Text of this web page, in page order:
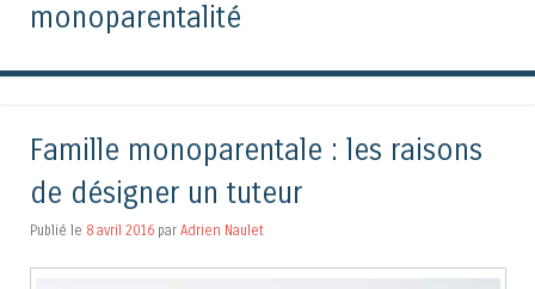
monoparentalité
Famille monoparentale : les raisons
de désigner un tuteur
Publié le 8 avril 2016 par Adrien Naulet